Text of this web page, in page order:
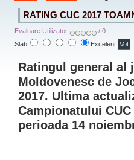
RATING CUC 2017
Evaluare Utilizator:
/ 0
Slab
Excelent
Ratingul general al
Moldovenesc de
2017. Ultima
Campionatului
perioada 14